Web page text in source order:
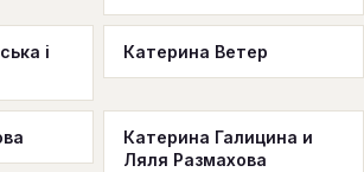
і
Катерина Ветер
Катерина Галицина и
Ляля Размахова